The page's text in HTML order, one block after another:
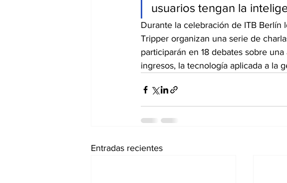
usuarios tengan la
Durante la celebración de ITB
Tripper organizan una serie de
participarán en 18 debates sobre
ingresos, la tecnología aplicada a la
Entradas recientes